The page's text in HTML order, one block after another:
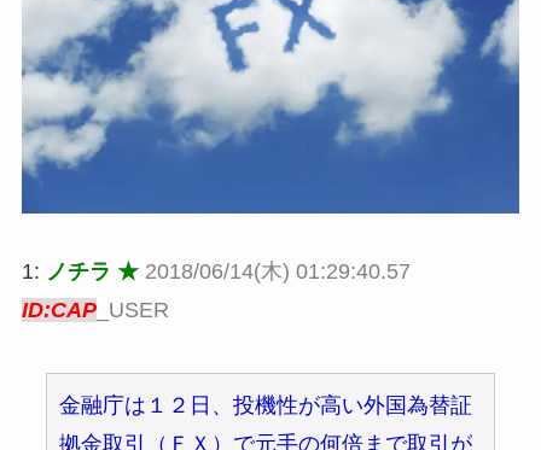
1: ノチラ ★ 2018/06/14(木) 01:29:40.57
ID:CAP_USER
金融庁は１２日、投機性が高い外国為替証
拠金取引（ＦＸ）で元手の何倍まで取引が